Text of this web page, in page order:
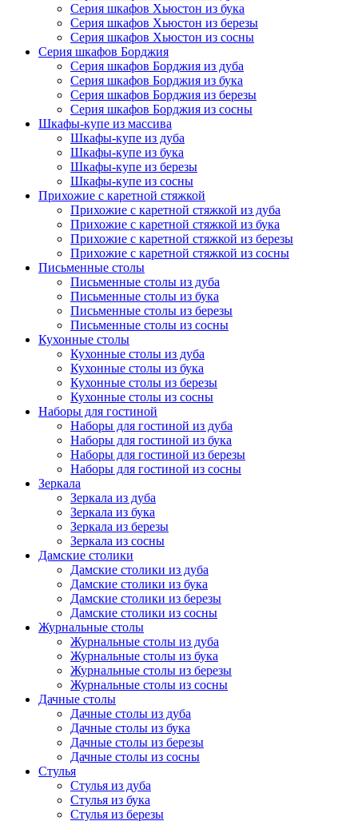
Серия шкафов Хьюстон из бука
Серия шкафов Хьюстон из березы
Серия шкафов Хьюстон из сосны
Серия шкафов Борджия
Серия шкафов Борджия из дуба
Серия шкафов Борджия из бука
Серия шкафов Борджия из березы
Серия шкафов Борджия из сосны
Шкафы-купе из массива
Шкафы-купе из дуба
Шкафы-купе из бука
Шкафы-купе из березы
Шкафы-купе из сосны
Прихожие с каретной стяжкой
Прихожие с каретной стяжкой из дуба
Прихожие с каретной стяжкой из бука
Прихожие с каретной стяжкой из березы
Прихожие с каретной стяжкой из сосны
Письменные столы
Письменные столы из дуба
Письменные столы из бука
Письменные столы из березы
Письменные столы из сосны
Кухонные столы
Кухонные столы из дуба
Кухонные столы из бука
Кухонные столы из березы
Кухонные столы из сосны
Наборы для гостиной
Наборы для гостиной из дуба
Наборы для гостиной из бука
Наборы для гостиной из березы
Наборы для гостиной из сосны
Зеркала
Зеркала из дуба
Зеркала из бука
Зеркала из березы
Зеркала из сосны
Дамские столики
Дамские столики из дуба
Дамские столики из бука
Дамские столики из березы
Дамские столики из сосны
Журнальные столы
Журнальные столы из дуба
Журнальные столы из бука
Журнальные столы из березы
Журнальные столы из сосны
Дачные столы
Дачные столы из дуба
Дачные столы из бука
Дачные столы из березы
Дачные столы из сосны
Стулья
Стулья из дуба
Стулья из бука
Стулья из березы